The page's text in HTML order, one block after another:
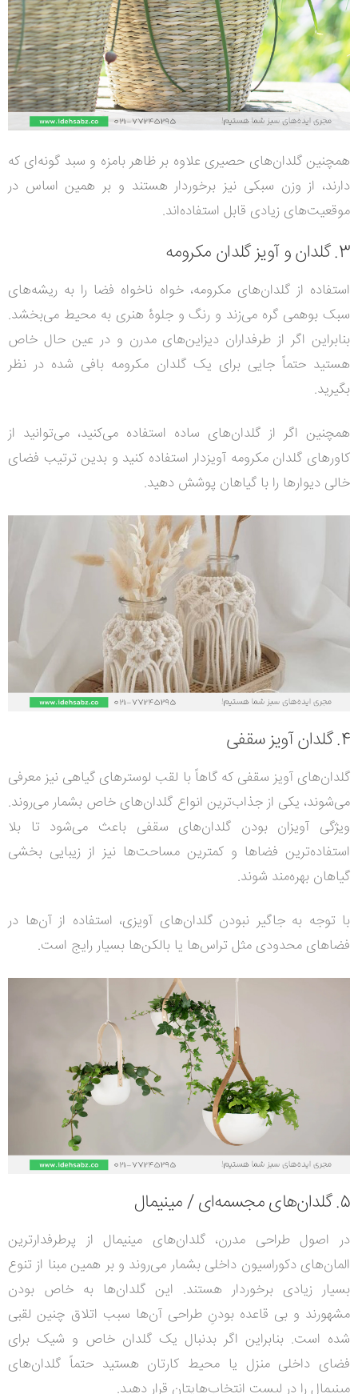
همچنین گلدان‌های حصیری علاوه بر ظاهر بامزه و سبد گونه‌ای که
دارند، از وزن سبکی نیز برخوردار هستند و بر همین اساس در
موقعیت‌های زیادی قابل استفاده‌اند.
3. گلدان و آویز گلدان مکرومه
استفاده از گلدان‌های مکرومه، خواه ناخواه فضا را به ریشه‌های
سبک بوهمی گره می‌زند و رنگ و جلوۀ هنری به محیط می‌بخشد.
بنابراین اگر از طرفداران دیزاین‌های مدرن و در عین حال خاص
هستید حتماً جایی برای یک گلدان مکرومه بافی شده در نظر
بگیرید.
همچنین اگر از گلدان‌های ساده استفاده می‌کنید، می‌توانید از
کاورهای گلدان مکرومه آویزدار استفاده کنید و بدین ترتیب فضای
خالی دیوارها را با گیاهان پوشش دهید.
4. گلدان آویز سقفی
گلدان‌های آویز سقفی که گاهاً با لقب لوسترهای گیاهی نیز معرفی
می‌شوند، یکی از جذاب‌ترین انواع گلدان‌های خاص بشمار می‌روند.
ویژگی آویزان بودن گلدان‌های سقفی باعث می‌شود تا بلا
استفاده‌ترین فضاها و کمترین مساحت‌ها نیز از زیبایی بخشی
گیاهان بهره‌‌مند شوند.
با توجه به جاگیر نبودن گلدان‌های آویزی، استفاده از آن‌ها در
فضاهای محدودی مثل تراس‌ها یا بالکن‌ها‌‌ بسیار رایج است.
5. گلدان‌های مجسمه‌ای / مینیمال
در اصول طراحی مدرن، گلدان‌های مینیمال از پرطرفدارترین
المان‌های دکوراسیون داخلی بشمار می‌روند و بر همین مبنا از تنوع
بسیار زیادی برخوردار هستند. این گلدان‌ها به خاص بودن
مشهورند و بی قاعده بودنِ طراحی آن‌ها سبب اتلاق چنین لقبی
شده است. بنابراین اگر بدنبال یک گلدان خاص و شیک برای
فضای داخلی منزل یا محیط کارتان هستید حتماً گلدان‌های
مینیمال را در لیست انتخاب‌هایتان قرار دهید.